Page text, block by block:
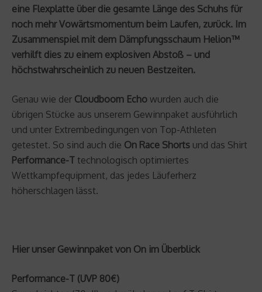
eine Flexplatte über die gesamte Länge des Schuhs für
noch mehr Vowärtsmomentum beim Laufen, zurück. Im
Zusammenspiel mit dem Dämpfungsschaum Helion™
verhilft dies zu einem explosiven Abstoß – und
höchstwahrscheinlich zu neuen Bestzeiten.
Genau wie der Cloudboom Echo wurden auch die
übrigen Stücke aus unserem Gewinnpaket ausführlich
und unter Extrembedingungen von Top-Athleten
getestet. So sind auch die On Race Shorts und das Shirt
Performance-T technologisch optimiertes
Wettkampfequipment, das jedes Läuferherz
höherschlagen lässt.
Hier unser Gewinnpaket von On im Überblick
Performance-T (UVP 80€)